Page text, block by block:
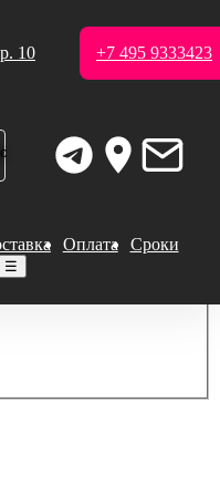
10 +7 495 9333423
Оплата
Сроки
☰